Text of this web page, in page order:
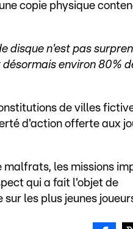
copie physique
disque n'est pas
environ 80%
de villes
d'action offerte aux
les missions
qui a fait l'objet de
les plus jeunes